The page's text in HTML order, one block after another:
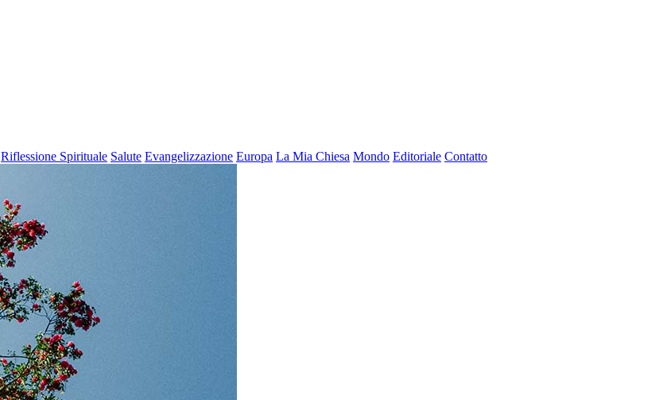
Riflessione Spirituale Salute Evangelizzazione Europa La Mia Chiesa Mondo Editoriale Contatto